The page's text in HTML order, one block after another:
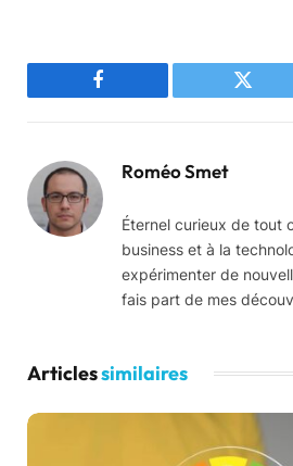
Facebook
Roméo Smet
Éternel curieux de tout
business et à la
expérimenter de
fais part de mes
Articlessimilaires